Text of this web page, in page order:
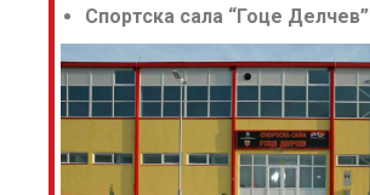
Спортска сала “Гоце Делчев”